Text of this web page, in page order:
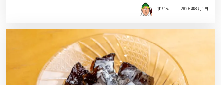
すどん 2026年8月1日